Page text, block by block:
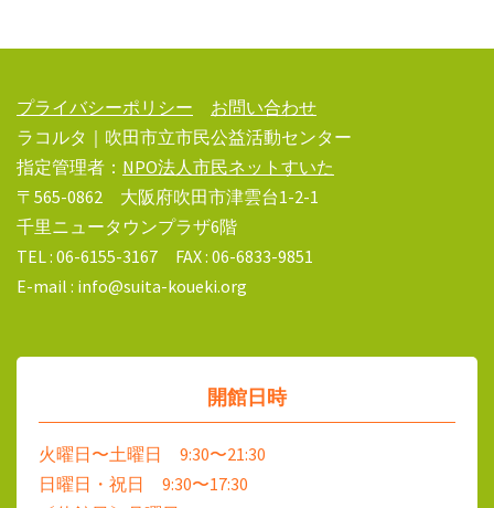
プライバシーポリシー
お問い合わせ
ラコルタ｜吹田市立市民公益活動センター
指定管理者： NPO法人市民ネットすいた
〒565-0862 大阪府吹田市津雲台1-2-1
千里ニュータウンプラザ6階
TEL : 06-6155-3167 FAX : 06-6833-9851
E-mail : info@suita-koueki.org
開館日時
火曜日〜土曜日 9:30〜21:30
日曜日・祝日 9:30〜17:30